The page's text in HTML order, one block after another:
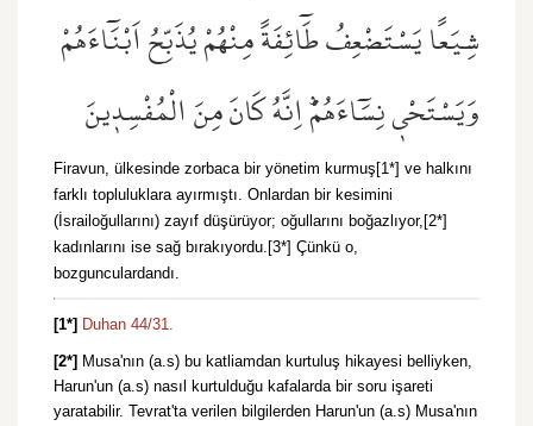
شِيَعًا يَسْتَضْعِفُ طَٓائِفَةً مِنْهُمْ يُذَبِّحُ اَبْنَٓاءَهُمْ
وَيَسْتَحْي۪ نِسَٓاءَهُمْۜ اِنَّهُ كَانَ مِنَ الْمُفْسِد۪ينَ
Firavun, ülkesinde zorbaca bir yönetim kurmuş[1*] ve halkını
farklı topluluklara ayırmıştı. Onlardan bir kesimini
(İsrailoğullarını) zayıf düşürüyor; oğullarını boğazlıyor,[2*]
kadınlarını ise sağ bırakıyordu.[3*] Çünkü o,
bozgunculardandı.
[1*] Duhan 44/31.
[2*] Musa'nın (a.s) bu katliamdan kurtuluş hikayesi belliyken,
Harun'un (a.s) nasıl kurtulduğu kafalarda bir soru işareti
yaratabilir. Tevrat'ta verilen bilgilerden Harun'un (a.s) Musa'nın